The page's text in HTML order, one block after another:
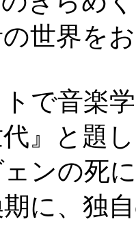
世界を
で音楽
代』と題
ンの死
に、独